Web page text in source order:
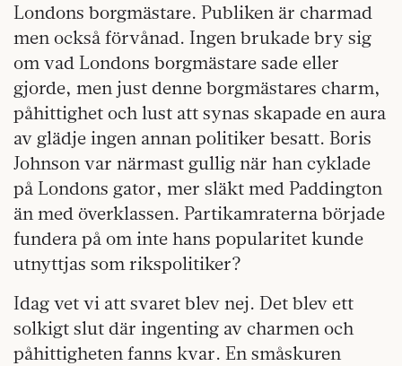
Londons borgmästare. Publiken är charmad
men också förvånad. Ingen brukade bry sig
om vad Londons borgmästare sade eller
gjorde, men just denne borgmästares charm,
påhittighet och lust att synas skapade en aura
av glädje ingen annan politiker besatt. Boris
Johnson var närmast gullig när han cyklade
på Londons gator, mer släkt med Paddington
än med överklassen. Partikamraterna började
fundera på om inte hans popularitet kunde
utnyttjas som rikspolitiker?
Idag vet vi att svaret blev nej. Det blev ett
solkigt slut där ingenting av charmen och
påhittigheten fanns kvar. En småskuren